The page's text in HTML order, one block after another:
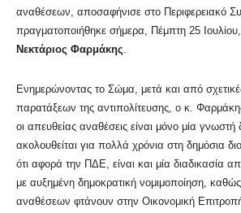
αναθέσεων, αποσαφήνισε στο Περιφερειακό
πραγματοποιήθηκε σήμερα, Πέμπτη 25 Ιουλίου,
Νεκτάριος Φαρμάκης
Ενημερώνοντας το Σώμα, μετά και από
παρατάξεων της αντιπολίτευσης, ο κ.
οι απευθείας αναθέσεις είναι μόνο μία γνωστή
ακολουθείται για πολλά χρόνια στη δημόσια
ότι αφορά την ΠΔΕ, είναι και μία διαδικασία
με αυξημένη δημοκρατική νομιμοποίηση,
αναθέσεων φτάνουν στην Οικονομική